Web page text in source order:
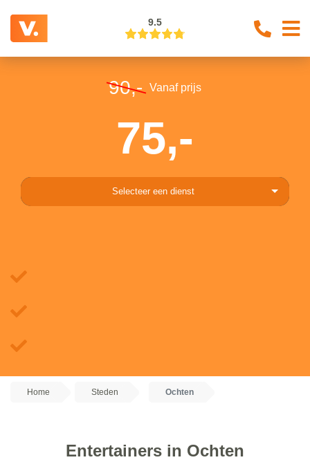
9.5
90,- Vanaf prijs
75,-
Selecteer een dienst
Home Steden Ochten
Entertainers in Ochten